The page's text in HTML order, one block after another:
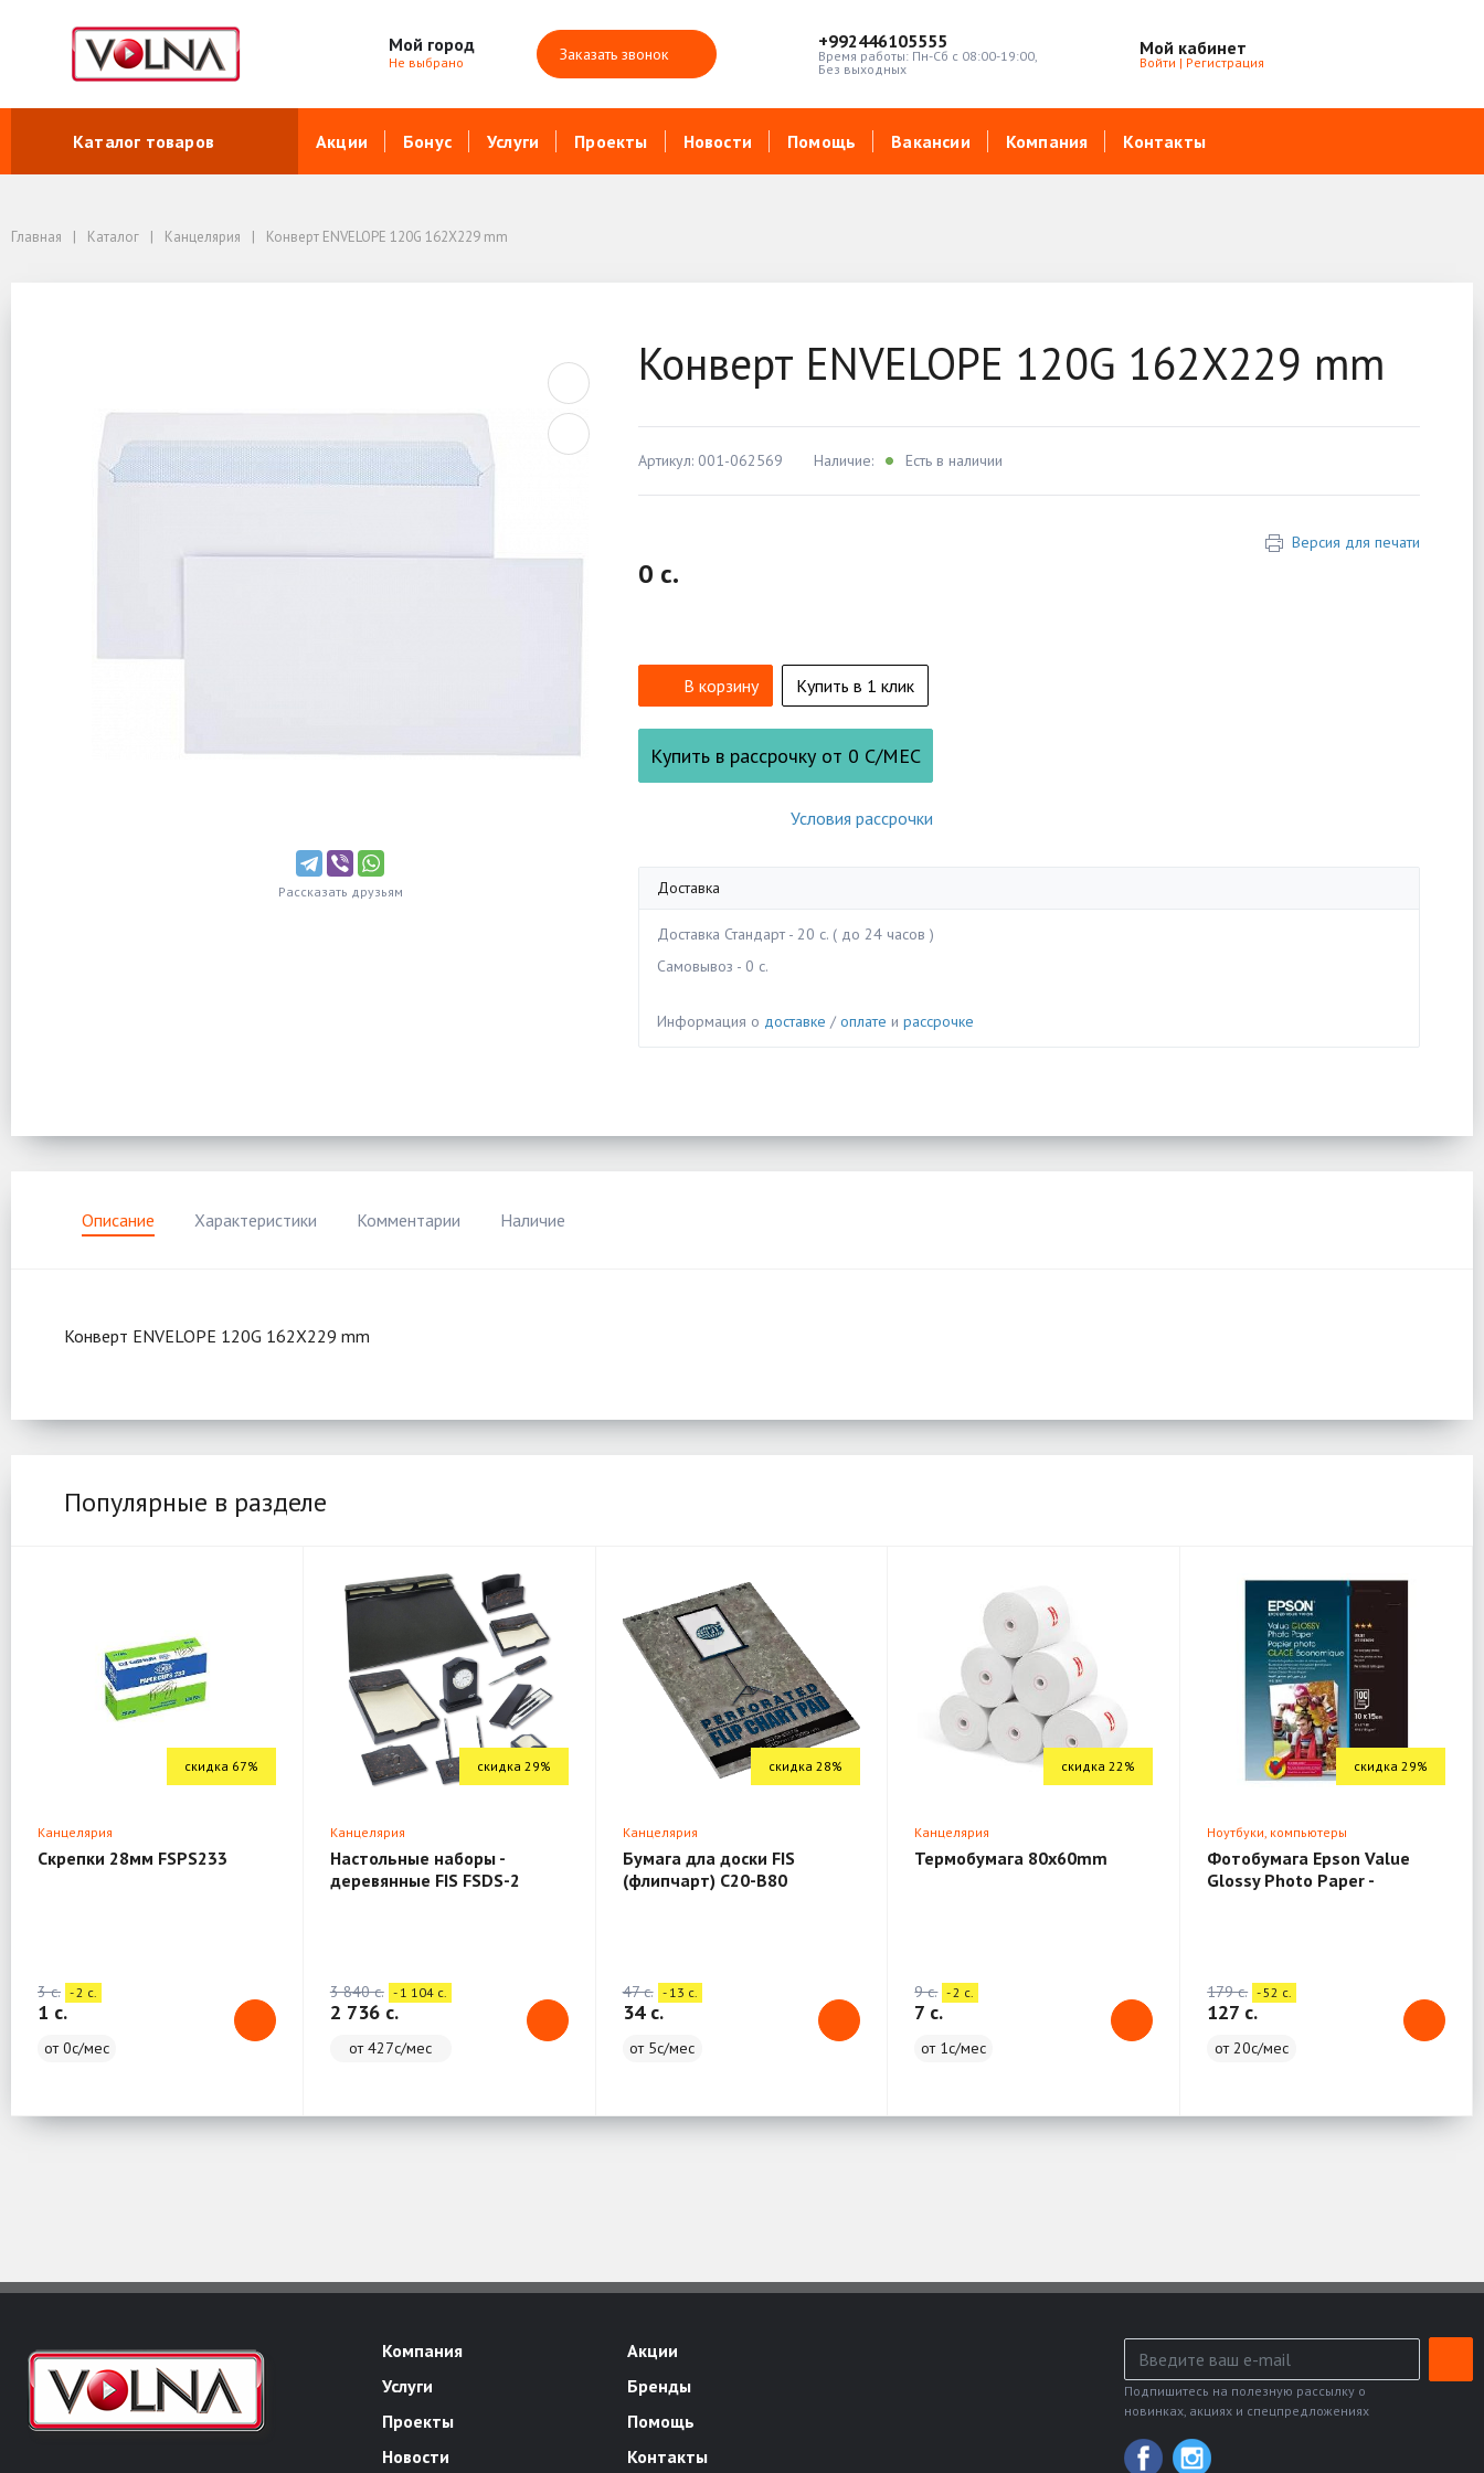
Мой город
Не выбрано Заказать звонок
+992446105555
Время работы: Пн-Сб с 08:00-19:00,
Без выходных
Мой кабинет
Войти | Регистрация
Каталог товаров Акции Бонус Услуги Проекты Новости Помощь Вакансии Компания Контакты
Главная Каталог Канцелярия Конверт ENVELOPE 120G 162X229 mm
Рассказать друзьям
Конверт ENVELOPE 120G 162X229 mm
Артикул: 001-062569 Наличие: Есть в наличии
Версия для печати
0 c.
В корзину Купить в 1 клик
Купить в рассрочку от 0 С/МЕС
Условия рассрочки
Доставка
Доставка Стандарт - 20 c. ( до 24 часов )
Самовывоз - 0 c.
Информация о доставке /оплате и рассрочке
Описание Характеристики Комментарии Наличие
Конверт ENVELOPE 120G 162X229 mm
Популярные в разделе
скидка 67%
Канцелярия
Скрепки 28мм FSPS233
3 c. - 2 c.
1 c.
от 0с/мес
скидка 29%
Канцелярия
Настольные наборы -
деревянные FIS FSDS-2
3 840 c. - 1 104 c.
2 736 c.
от 427с/мес
скидка 28%
Канцелярия
Бумага дла доски FIS
(флипчарт) C20-B80
47 c. - 13 c.
34 c.
от 5с/мес
скидка 22%
Канцелярия
Термобумага 80x60mm
9 c. - 2 c.
7 c.
от 1с/мес
скидка 29%
Ноутбуки, компьютеры
Фотобумага Epson Value
Glossy Photo Paper -
179 c. - 52 c.
127 c.
от 20с/мес
Компания
Услуги
Проекты
Новости
Акции
Бренды
Помощь
Контакты
Подпишитесь на полезную рассылку о
новинках, акциях и спецпредложениях